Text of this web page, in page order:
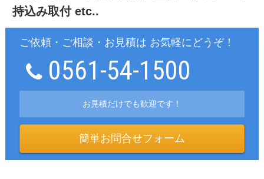
持込み取付 etc..
ご依頼・ご相談・お見積は お気軽にどうぞ！
0561-54-1500
お見積だけでも歓迎です！
簡単お問合せフォーム